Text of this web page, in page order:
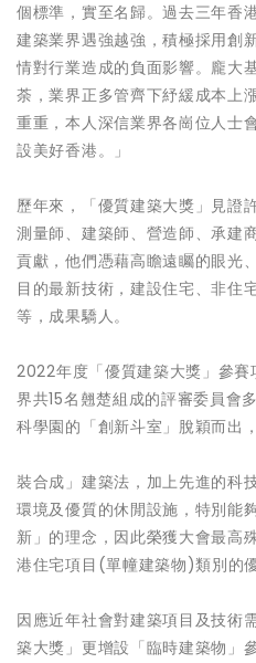
個標準，實至名歸。過去三年香
建築業界遇強越強，積極採用創
情對行業造成的負面影響。龐大
荼，業界正多管齊下紓緩成本上
重重，本人深信業界各崗位人士
設美好香港。」
歷年來，「優質建築大獎」見證
測量師、建築師、營造師、承建
貢獻，他們憑藉高瞻遠矚的眼光
目的最新技術，建設住宅、非住
等，成果驕人。
2022年度「優質建築大獎」參
界共15名翹楚組成的評審委員會
科學園的「創新斗室」脫穎而出
裝合成」建築法，加上先進的科
環境及優質的休閒設施，特別能
新」的理念，因此榮獲大會最高
港住宅項目(單幢建築物)類別的
因應近年社會對建築項目及技術
築大獎」更增設「臨時建築物」